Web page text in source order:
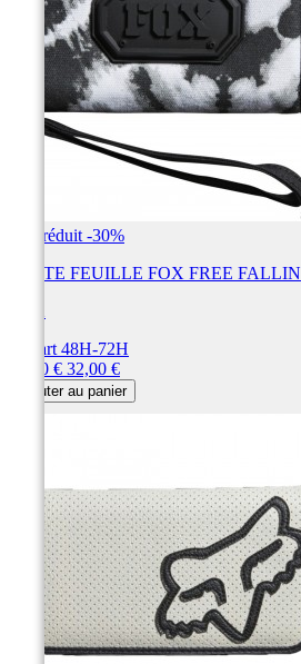
Prix réduit -30%
PORTE FEUILLE FOX FREE FALLIN
Départ 48H-72H
22,40 € Prix
de
base
32,00 €
Ajouter au panier